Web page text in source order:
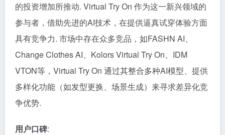
的投资增加所推动. Virtual Try On 作为这一新兴领域的
参与者，借助先进的AI技术，在提供逼真试穿体验方面
具有竞争力. 市场中存在众多竞品，如FASHN AI、
Change Clothes AI、Kolors Virtual Try On、IDM
VTON等，Virtual Try On 通过其整合多种AI模型、提供
多样化功能（如发型更换、场景生成）来寻求差异化竞
争优势.
用户口碑: